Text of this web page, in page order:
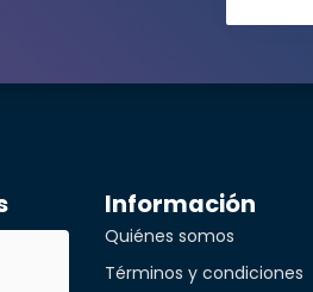
Información
Quiénes somos
Términos y condiciones